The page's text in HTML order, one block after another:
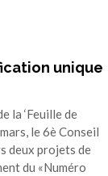
unique
la ‘Feuille de
le 6è Conseil
deux projets de
du «Numéro